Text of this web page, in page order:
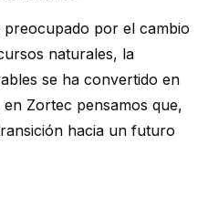
por el cambio
naturales, la
se ha convertido en
Zortec pensamos que,
hacia un futuro